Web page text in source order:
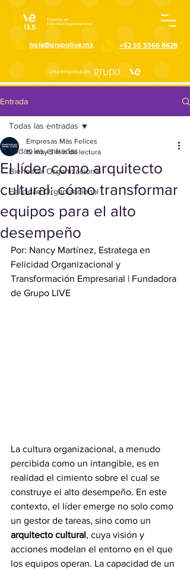
G-3JQG0EB38E
hola@grupolive.mx +52 55 3566 8628
Entrada
Todas las entradas
Bienestar Organizacional
Felicidad Organizacional
Todas las entradas
El líder como arquitecto
cultural: cómo transformar
equipos para el alto
desempeño
Empresas Más Felices
19 may 3 min de lectura
Por: Nancy Martínez, Estratega en
Felicidad Organizacional y
Transformación Empresarial | Fundadora
de Grupo LIVE
La cultura organizacional, a menudo
percibida como un intangible, es en
realidad el cimiento sobre el cual se
construye el alto desempeño. En este
contexto, el líder emerge no solo como
un gestor de tareas, sino como un
arquitecto cultural, cuya visión y
acciones modelan el entorno en el que
los equipos operan. La capacidad de un